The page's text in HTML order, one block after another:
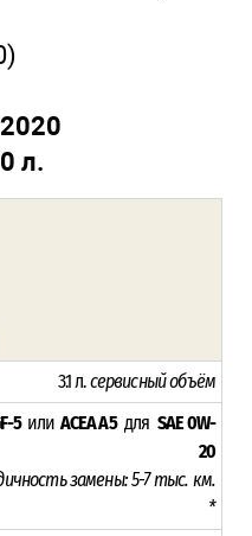
л.
3.1 л.сервисный объём
5 или ACEA A5для SAE 0W-
20
замены: 5-7 тыс. км.
*